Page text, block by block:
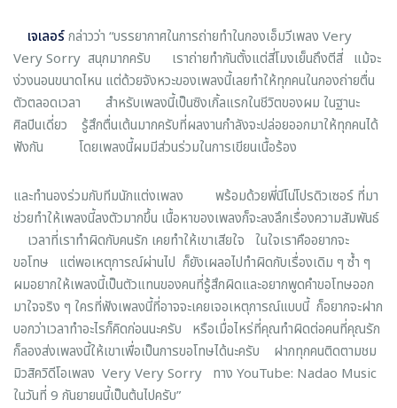
เจเลอร์กล่าวว่า “บรรยากาศในการถ่ายทำในกองเอ็มวีเพลง Very
Very Sorry สนุกมากครับ เราถ่ายทำกันตั้งแต่สี่โมงเย็นถึงตีสี่ แม้จะ
ง่วงนอนขนาดไหน แต่ด้วยจังหวะของเพลงนี้เลยทำให้ทุกคนในกองถ่ายตื่น
ตัวตลอดเวลา สำหรับเพลงนี้เป็นซิงเกิ้ลแรกในชีวิตของผม ในฐานะ
ศิลปินเดี่ยว รู้สึกตื่นเต้นมากครับที่ผลงานกำลังจะปล่อยออกมาให้ทุกคนได้
ฟังกัน โดยเพลงนี้ผมมีส่วนร่วมในการเขียนเนื้อร้อง
และทำนองร่วมกับทีมนักแต่งเพลง พร้อมด้วยพี่นีโน่โปรดิวเซอร์ ที่มา
ช่วยทำให้เพลงนี้ลงตัวมากขึ้น เนื้อหาของเพลงก็จะลงลึกเรื่องความสัมพันธ์
เวลาที่เราทำผิดกับคนรัก เคยทำให้เขาเสียใจ ในใจเราคืออยากจะ
ขอโทษ แต่พอเหตุการณ์ผ่านไป ก็ยังเผลอไปทำผิดกับเรื่องเดิม ๆ ซ้ำ ๆ
ผมอยากให้เพลงนี้เป็นตัวแทนของคนที่รู้สึกผิดและอยากพูดคำขอโทษออก
มาใจจริง ๆ ใครที่ฟังเพลงนี้ที่อาจจะเคยเจอเหตุการณ์แบบนี้ ก็อยากจะฝาก
บอกว่าเวลาทำอะไรก็คิดก่อนนะครับ หรือเมื่อไหร่ที่คุณทำผิดต่อคนที่คุณรัก
ก็ลองส่งเพลงนี้ให้เขาเพื่อเป็นการขอโทษได้นะครับ ฝากทุกคนติดตามชม
มิวสิควิดีโอเพลง Very Very Sorry ทาง YouTube: Nadao Music
ในวันที่ 9 กันยายนนี้เป็นต้นไปครับ”